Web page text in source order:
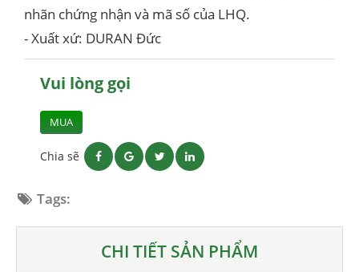
nhãn chứng nhận và mã số của LHQ.
- Xuất xứ: DURAN Đức
Vui lòng gọi
MUA
Chia sẽ
Tags:
CHI TIẾT SẢN PHẨM